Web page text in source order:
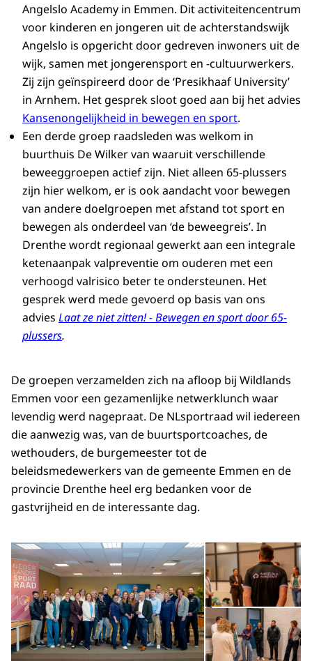
Angelslo Academy in Emmen. Dit activiteitencentrum
voor kinderen en jongeren uit de achterstandswijk
Angelslo is opgericht door gedreven inwoners uit de
wijk, samen met jongerensport en -cultuurwerkers.
Zij zijn geïnspireerd door de ‘Presikhaaf University’
in Arnhem. Het gesprek sloot goed aan bij het advies
Kansenongelijkheid in bewegen en sport.
Een derde groep raadsleden was welkom in
buurthuis De Wilker van waaruit verschillende
beweeggroepen actief zijn. Niet alleen 65-plussers
zijn hier welkom, er is ook aandacht voor bewegen
van andere doelgroepen met afstand tot sport en
bewegen als onderdeel van ‘de beweegreis’. In
Drenthe wordt regionaal gewerkt aan een integrale
ketenaanpak valpreventie om ouderen met een
verhoogd valrisico beter te ondersteunen. Het
gesprek werd mede gevoerd op basis van ons
advies Laat ze niet zitten! - Bewegen en sport door 65-
plussers.
De groepen verzamelden zich na afloop bij Wildlands
Emmen voor een gezamenlijke netwerklunch waar
levendig werd nagepraat. De NLsportraad wil iedereen
die aanwezig was, van de buurtsportcoaches, de
wethouders, de burgemeester tot de
beleidsmedewerkers van de gemeente Emmen en de
provincie Drenthe heel erg bedanken voor de
gastvrijheid en de interessante dag.
Open de galerij in
©